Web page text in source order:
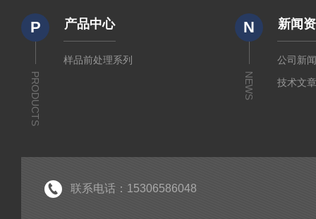
P
PRODUCTS
产品中心
样品前处理系列
N
NEWS
新闻
公司新
技术文
联系电话：15306586048